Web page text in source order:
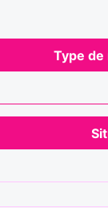
Type